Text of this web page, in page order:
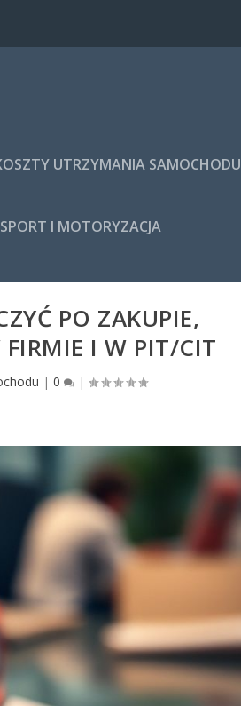
UTRZYMANIA SAMOCHODU
I MOTORYZACJA
PO ZAKUPIE,
FIRMIE I W PIT/CIT
| 0 |